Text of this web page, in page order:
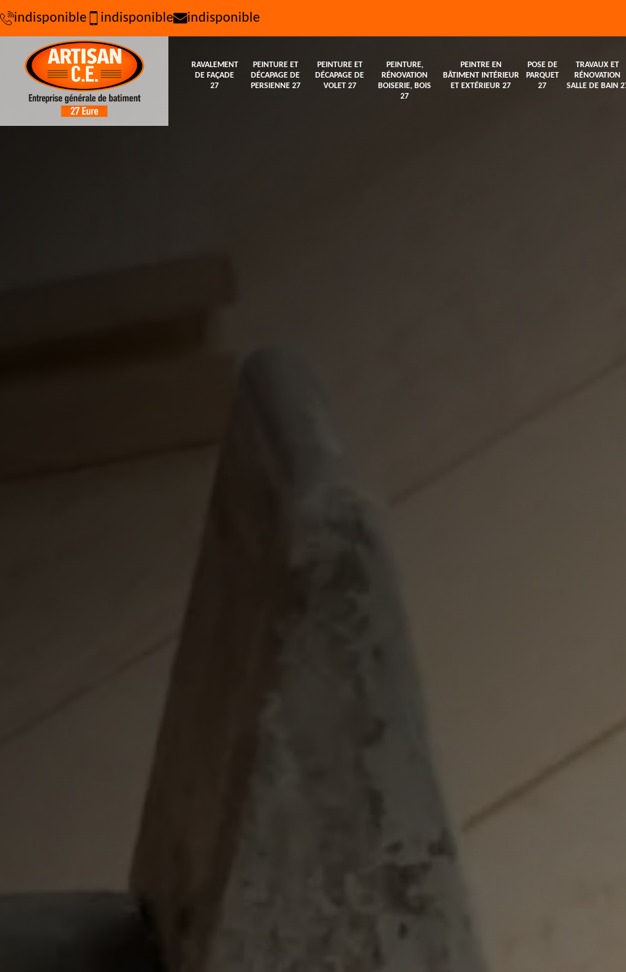
indisponible indisponible indisponible
RAVALEMENT
DE FAÇADE
27
PEINTURE ET
DÉCAPAGE DE
PERSIENNE 27
PEINTURE ET
DÉCAPAGE DE
VOLET 27
PEINTURE,
RÉNOVATION
BOISERIE, BOIS
27
PEINTRE EN
BÂTIMENT INTÉRIEUR
ET EXTÉRIEUR 27
POSE DE
PARQUET
27
TRAVAUX ET
RÉNOVATION
SALLE DE BAIN